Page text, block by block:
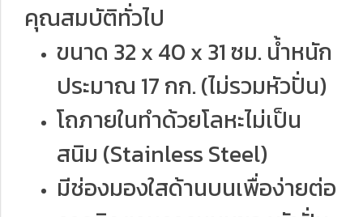
คุณสมบัติทั่วไป
ขนาด 32 x 40 x 31 ซม. น้ำหนัก
ประมาณ 17 กก. (ไม่รวมหัวปั่น)
โถภายในทำด้วยโลหะไม่เป็น
สนิม (Stainless Steel)
มีช่องมองใสด้านบนเพื่อง่ายต่อ